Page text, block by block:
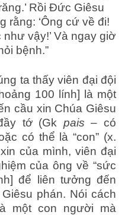
Rồi Đức Giêsu
rằng: ‘Ông cứ về đi!
vậy!’ Và ngay giờ
bệnh.”
ta thấy viên đại đội
100 lính] là một
cầu xin Chúa Giêsu
tớ (Gk pais – có
có thể là “con” (x.
của mình, viên đại
của ông về “sức
để liên tưởng đến
phán. Nói cách
một con người mà